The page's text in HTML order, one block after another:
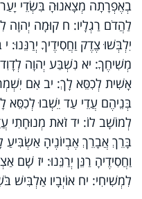
בְאֶפְרָתָה מְצָאנוּהָ בִּשְׂדֵי
לַהֲדֹם רַגְלָיו: ח קוּמָה יְהוָה
יִלְבְּשׁוּ צֶדֶק וַחֲסִידֶיךָ
מְשִׁיחֶךָ: יא נִשְׁבַּע יְהוָה
אָשִׁית לְכִסֵּא לָךְ: יב אִם
בְּנֵיהֶם עֲדֵי עַד יֵשְׁבוּ לְכִסֵּא
לְמוֹשָׁב לוֹ: יד זֹאת מְנוּחָתִי
בָּרֵךְ אֲבָרֵךְ אֶבְיוֹנֶיהָ אַשְׂבִּיעַ
וַחֲסִידֶיהָ רַנֵּן יְרַנֵּנוּ: יז שָׁם
לִמְשִׁיחִי: יח אוֹיְבָיו אַלְבִּישׁ